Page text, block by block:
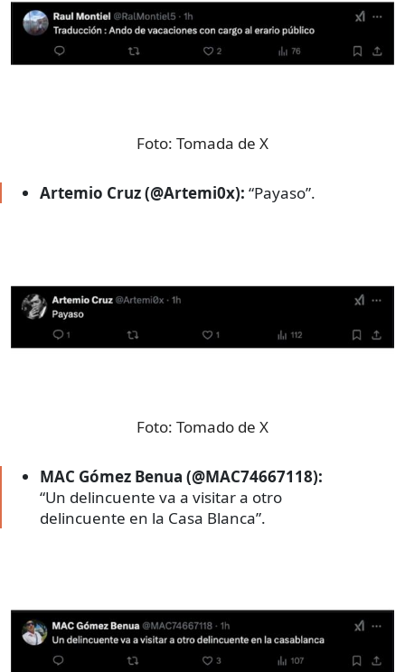
Foto: Tomada de X
Artemio Cruz (@Artemi0x): “Payaso”.
Foto: Tomado de X
MAC Gómez Benua (@MAC74667118):
“Un delincuente va a visitar a otro
delincuente en la Casa Blanca”.